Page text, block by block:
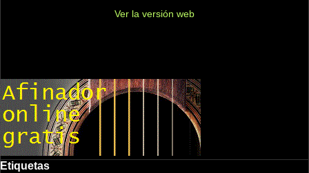
Ver la versión web
Etiquetas